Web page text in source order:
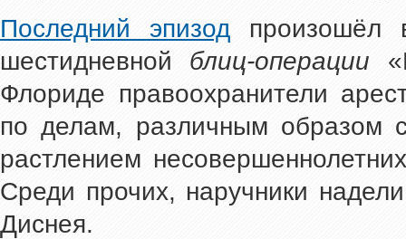
Последний эпизод произошёл
шестидневной блиц-операции
Флориде правоохранители
по делам, различным образом
растлением
Среди прочих, наручники
Диснея.